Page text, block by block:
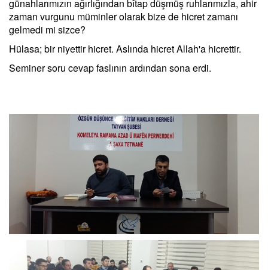
günahlarımızın ağırlığından bîtap düşmüş ruhlarımızla, ahir
zaman vurgunu müminler olarak bize de hicret zamanı
gelmedi mi sizce?
Hülasa; bir niyettir hicret. Aslında hicret Allah'a hicrettir.
Seminer soru cevap faslının ardından sona erdi.